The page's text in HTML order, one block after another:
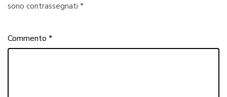
sono contrassegnati *
Commento *